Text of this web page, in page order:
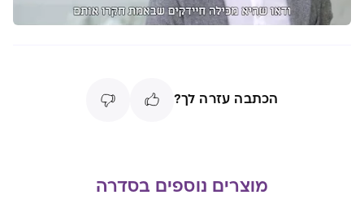
הכתבה עזרה לך?
מוצרים נוספים בסדרה